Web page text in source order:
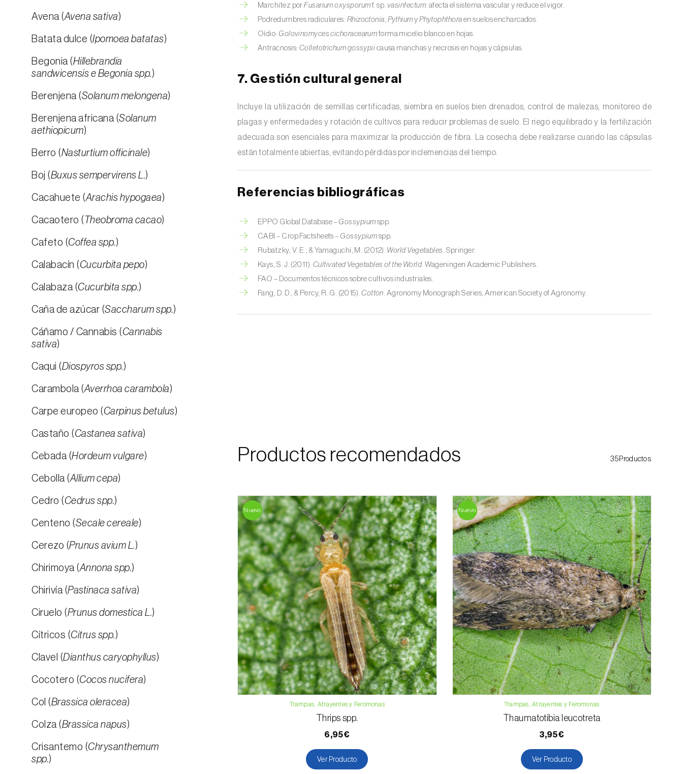
Avena (Avena sativa)
Batata dulce (Ipomoea batatas)
Begonia (Hillebrandia
sandwicensis e Begonia spp.)
Berenjena (Solanum melongena)
Berenjena africana (Solanum
aethiopicum)
Berro (Nasturtium officinale)
Boj (Buxus sempervirens L.)
Cacahuete (Arachis hypogaea)
Cacaotero ( Theobroma cacao)
Cafeto (Coffea spp.)
Calabacín (Cucurbita pepo)
Calabaza (Cucurbita spp.)
Caña de azúcar (Saccharum spp.)
Cáñamo / Cannabis (Cannabis
sativa)
Caqui (Diospyros spp.)
Carambola (Averrhoa carambola)
Carpe europeo (Carpinus betulus)
Castaño (Castanea sativa)
Cebada (Hordeum vulgare)
Cebolla (Allium cepa)
Cedro (Cedrus spp.)
Centeno (Secale cereale)
Cerezo (Prunus avium L.)
Chirimoya (Annona spp.)
Chirivía (Pastinaca sativa)
Ciruelo (Prunus domestica L.)
Cítricos (Citrus spp.)
Clavel (Dianthus caryophyllus)
Cocotero (Cocos nucifera)
Col (Brassica oleracea)
Colza (Brassica napus)
Crisantemo (Chrysanthemum
spp.)
Marchitez porFusarium oxysporum f. sp. vasinfectum: afecta el sistema vascular y reduce el vigor.
Podredumbres radiculares: Rhizoctonia, Pythium yPhytophthora en suelos encharcados.
Oídio:Golovinomyces cichoracearum forma micelio blanco en hojas.
Antracnosis: Colletotrichum gossypii causa manchas y necrosis en hojas y cápsulas.
7. Gestión cultural general
Incluye la utilización de semillas certificadas, siembra en suelos bien drenados, control de malezas, monitoreo de
plagas y enfermedades y rotación de cultivos para reducir problemas de suelo. El riego equilibrado y la fertilización
adecuada son esenciales para maximizar la producción de fibra. La cosecha debe realizarse cuando las cápsulas
están totalmente abiertas, evitando pérdidas por inclemencias del tiempo.
Referencias bibliográficas
EPPO Global Database –Gossypium spp.
CABI – Crop Factsheets –Gossypium spp.
Rubatzky, V. E., & Yamaguchi, M. (2012). World Vegetables . Springer.
Kays, S. J. (2011). Cultivated Vegetables of the World. Wageningen Academic Publishers.
FAO – Documentos técnicos sobre cultivos industriales.
Fang, D. D., & Percy, R. G. (2015).Cotton. Agronomy Monograph Series, American Society of Agronomy.
Productos recomendados 35Productos
Nuevo
Trampas, Atrayentes y Feromonas
Thrips spp.
6,95€
Ver Producto
Nuevo
Trampas, Atrayentes y Feromonas
Thaumatotibia leucotreta
3,95€
Ver Producto